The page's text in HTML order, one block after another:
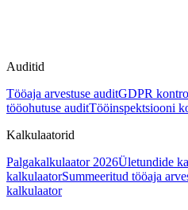
Auditid
Tööaja arvestuse auditGDPR
tööohutuse auditTööinspektsiooni
Kalkulaatorid
Palgakalkulaator 2026Ületundide
kalkulaatorSummeeritud tööaja
kalkulaator